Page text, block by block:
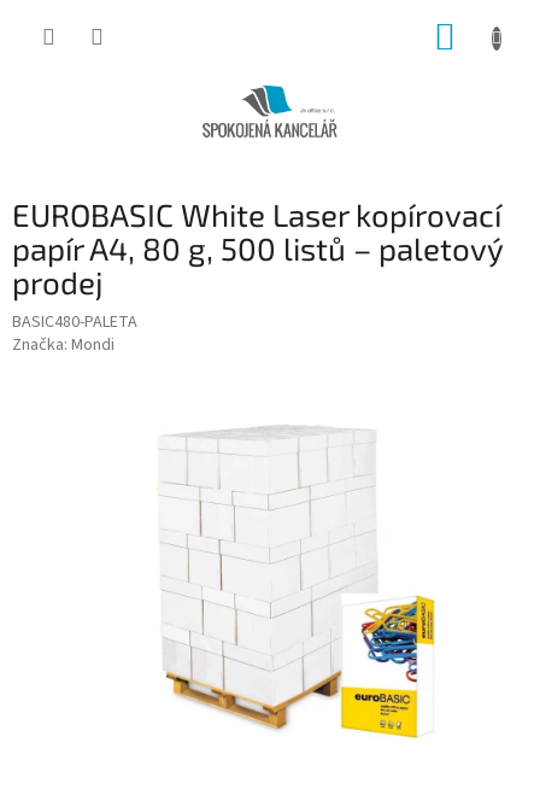
EUROBASIC White Laser kopírovací
papír A4, 80 g, 500 listů – paletový
prodej
BASIC480-PALETA
Značka: Mondi